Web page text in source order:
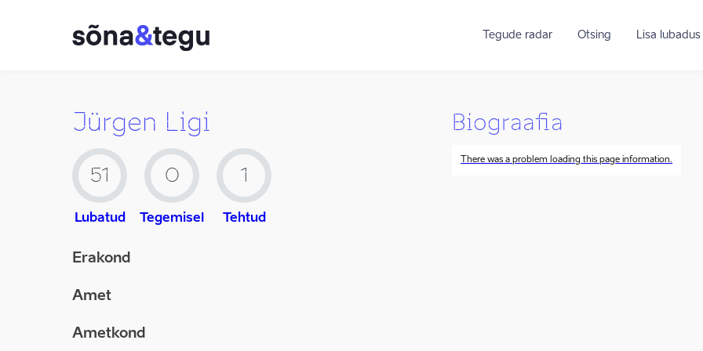
Tegude radar Otsing Lisa lubadus
Jürgen Ligi
51
Lubatud
0
Tegemisel
1
Tehtud
Erakond
Amet
Ametkond
Biograafia
There was a problem loading this page information.